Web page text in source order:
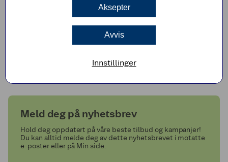
Coop Byggmix er din lokale faghandelsbutikk. Skal du
fornye, forbedre eller pusse opp får du gode råd hos oss
Meld deg på nyhetsbrev
Hold deg oppdatert på våre beste tilbud og kampanjer!
Du kan alltid melde deg av dette nyhetsbrevet i motatte
e-poster eller på Min side.
Aksepter
Avvis
Innstillinger